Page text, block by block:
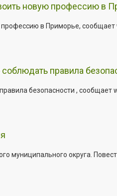
новую профессию в
в Приморье,
правила
безопасности ,
муниципального округа.